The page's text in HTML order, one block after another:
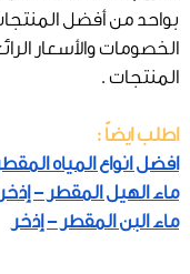
بواحد من أفضل
الخصومات والأسعار
المنتجات .
اطلب ايضاً :
افضل انواع المياه
ماء الهيل المقطر - إذخر
ماء البن المقطر - إذخر